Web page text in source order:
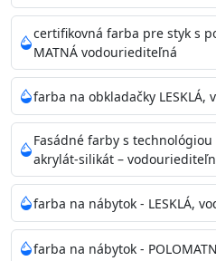
Skladovanie
48 mesiacov v orig.
25°C
certifikovná farba pre styk s
MATNÁ vodouriediteľná
farba na obkladačky LESKLÁ,
Fasádné farby s technológiou
akrylát-silikát –
farba na nábytok - LESKLÁ,
farba na nábytok -